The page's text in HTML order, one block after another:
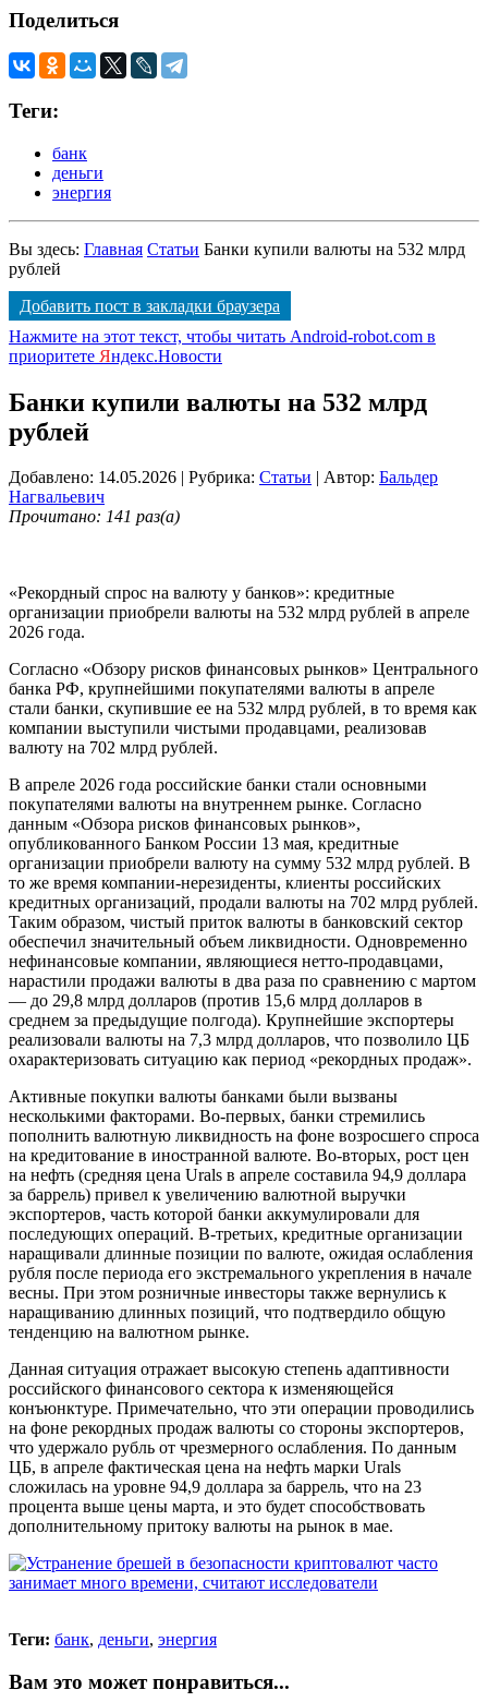
Поделиться
Теги:
банк
деньги
энергия
Вы здесь: Главная Статьи Банки купили валюты на 532 млрд
рублей
Добавить пост в закладки браузера
Нажмите на этот текст, чтобы читать Android-robot.com в
приоритете Яндекс.Новости
Банки купили валюты на 532 млрд
рублей
Добавлено: 14.05.2026 | Рубрика: Статьи | Автор: Бальдер
Нагвальевич
Прочитано: 141 раз(а)
«Рекордный спрос на валюту у банков»: кредитные
организации приобрели валюты на 532 млрд рублей в апреле
2026 года.
Согласно «Обзору рисков финансовых рынков» Центрального
банка РФ, крупнейшими покупателями валюты в апреле
стали банки, скупившие ее на 532 млрд рублей, в то время как
компании выступили чистыми продавцами, реализовав
валюту на 702 млрд рублей.
В апреле 2026 года российские банки стали основными
покупателями валюты на внутреннем рынке. Согласно
данным «Обзора рисков финансовых рынков»,
опубликованного Банком России 13 мая, кредитные
организации приобрели валюту на сумму 532 млрд рублей. В
то же время компании-нерезиденты, клиенты российских
кредитных организаций, продали валюты на 702 млрд рублей.
Таким образом, чистый приток валюты в банковский сектор
обеспечил значительный объем ликвидности. Одновременно
нефинансовые компании, являющиеся нетто-продавцами,
нарастили продажи валюты в два раза по сравнению с мартом
— до 29,8 млрд долларов (против 15,6 млрд долларов в
среднем за предыдущие полгода). Крупнейшие экспортеры
реализовали валюты на 7,3 млрд долларов, что позволило ЦБ
охарактеризовать ситуацию как период «рекордных продаж».
Активные покупки валюты банками были вызваны
несколькими факторами. Во-первых, банки стремились
пополнить валютную ликвидность на фоне возросшего спроса
на кредитование в иностранной валюте. Во-вторых, рост цен
на нефть (средняя цена Urals в апреле составила 94,9 доллара
за баррель) привел к увеличению валютной выручки
экспортеров, часть которой банки аккумулировали для
последующих операций. В-третьих, кредитные организации
наращивали длинные позиции по валюте, ожидая ослабления
рубля после периода его экстремального укрепления в начале
весны. При этом розничные инвесторы также вернулись к
наращиванию длинных позиций, что подтвердило общую
тенденцию на валютном рынке.
Данная ситуация отражает высокую степень адаптивности
российского финансового сектора к изменяющейся
конъюнктуре. Примечательно, что эти операции проводились
на фоне рекордных продаж валюты со стороны экспортеров,
что удержало рубль от чрезмерного ослабления. По данным
ЦБ, в апреле фактическая цена на нефть марки Urals
сложилась на уровне 94,9 доллара за баррель, что на 23
процента выше цены марта, и это будет способствовать
дополнительному притоку валюты на рынок в мае.
Теги: банк, деньги, энергия
Вам это может понравиться...